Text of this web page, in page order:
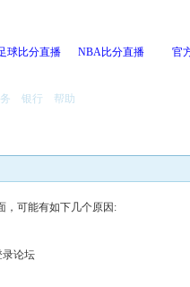
球比分直播 NBA比分直播 官
银行 帮助
，可能有如下几个原因:
录论坛